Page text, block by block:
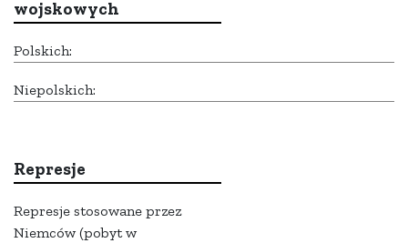
wojskowych
Polskich:
Niepolskich:
Represje
Represje stosowane przez
Niemców (pobyt w